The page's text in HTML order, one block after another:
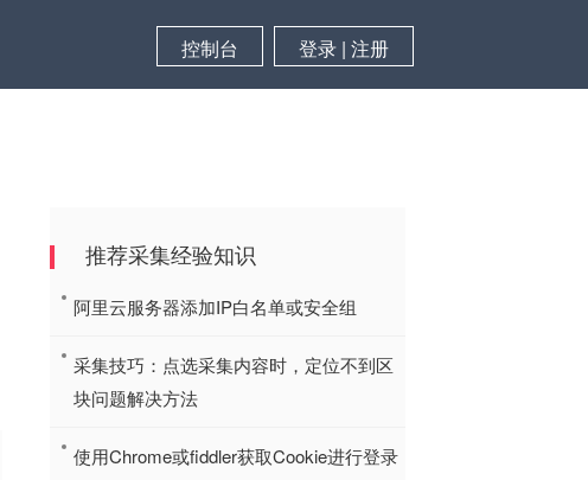
控制台 登录 | 注册
推荐采集经验知识
阿里云服务器添加IP白名单或安全组
采集技巧：点选采集内容时，定位不到区
块问题解决方法
使用Chrome或fiddler获取Cookie进行登录